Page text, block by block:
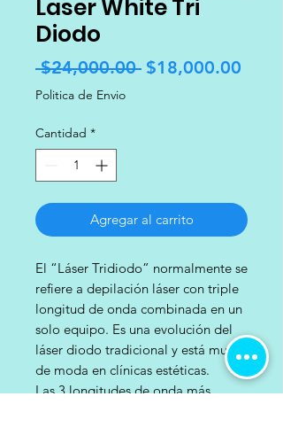
Laser White Tri
Diodo
$24,000.00 Precio
$18,000.00
Politica de Envio
Cantidad *
Agregar al carrito
El “Láser Tridiodo” normalmente se
refiere a depilación láser con triple
longitud de onda combinada en un
solo equipo. Es una evolución del
láser diodo tradicional y está muy
de moda en clínicas estéticas.
Las 3 longitudes de onda más